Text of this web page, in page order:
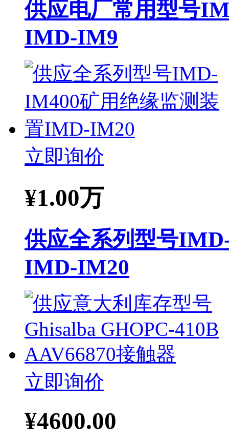
供应电厂常用型号
IMD-IM9
立即询价
¥1.00万
供应全系列型号
IMD-IM20
立即询价
¥4600.00